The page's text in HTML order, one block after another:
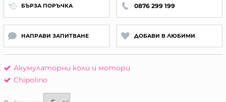
БЪРЗА ПОРЪЧКА 0876 299 199
НАПРАВИ ЗАПИТВАНЕ ДОБАВИ В ЛЮБИМИ
Акумулаторни коли и мотори
Chipolino